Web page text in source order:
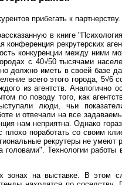
прибегать к партнерству.
в книге
рекрутерских
конкуренции между ними
с 40√50 тысячами
должно иметь в своей базе
всего этого города,
из агентств. Аналогично
по поводу того, как
люди, чьи
и отвечали на все
нам неприятна. Однако
плохо поработать со своим
рекрутеры не
головами". Технологии
на выставке. В этом